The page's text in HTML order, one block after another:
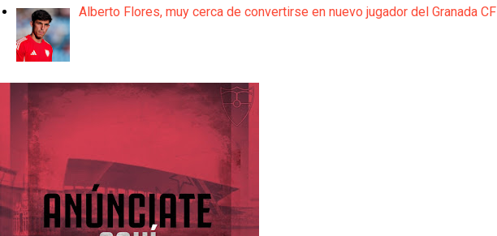
Alberto Flores, muy cerca de convertirse en nuevo jugador del Granada CF